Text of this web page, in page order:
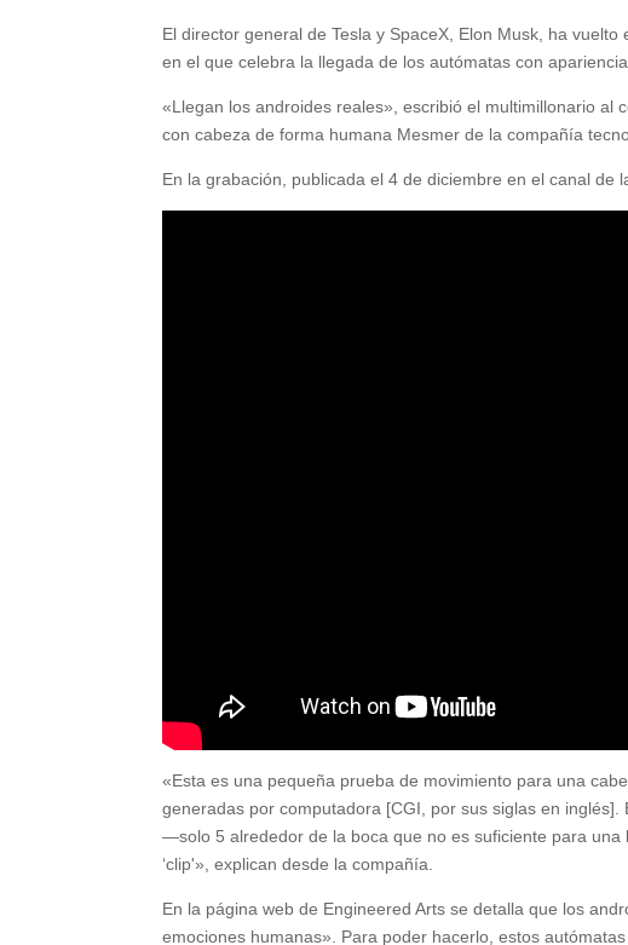
El director general de Tesla y SpaceX, Elon Musk, ha
en el que celebra la llegada de los autómatas con apariencia
«Llegan los androides reales», escribió el multimillonario
con cabeza de forma humana Mesmer de la compañía
En la grabación, publicada el 4 de diciembre en el canal de
«Esta es una pequeña prueba de movimiento para una
generadas por computadora [CGI, por sus siglas en
—solo 5 alrededor de la boca que no es suficiente para
‘clip'», explican desde la compañía.
En la página web de Engineered Arts se detalla que los
emociones humanas». Para poder hacerlo, estos